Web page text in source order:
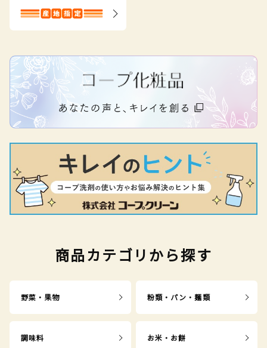
商品カテゴリから探す
野菜・果物 粉類・パン・麺類
調味料 お米・お餅